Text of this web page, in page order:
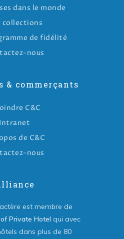
dans le monde
collections
de fidélité
nous
& commerçants
C&C
Intranet
de C&C
nous
est membre de
Private Hotel qui avec
dans plus de 80